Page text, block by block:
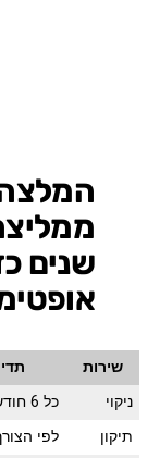
שנים
שירות
ניקוי
כל 6 חודשים
תיקון
לפי